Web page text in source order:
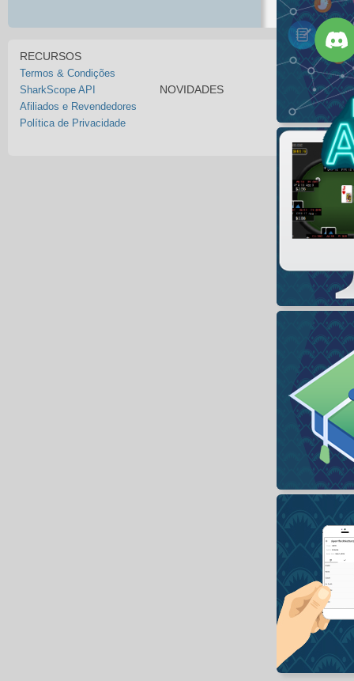
RECURSOS
Termos & Condições
SharkScope API
Afiliados e Revendedores
Política de Privacidade
NOVIDADES